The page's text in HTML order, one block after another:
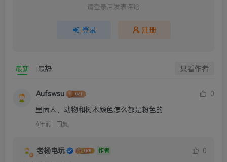
请登录后发表评论
登录 注册
最新 最热 只看作者
Aufswsu
0
里面人、动物和树木颜色怎么都是粉色的
4年前 回复
老杨电玩 作者 0